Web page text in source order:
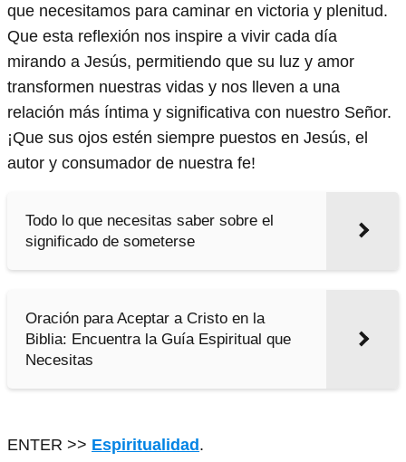
que necesitamos para caminar en victoria y plenitud.
Que esta reflexión nos inspire a vivir cada día
mirando a Jesús, permitiendo que su luz y amor
transformen nuestras vidas y nos lleven a una
relación más íntima y significativa con nuestro Señor.
¡Que sus ojos estén siempre puestos en Jesús, el
autor y consumador de nuestra fe!
Todo lo que necesitas saber sobre el
significado de someterse
Oración para Aceptar a Cristo en la
Biblia: Encuentra la Guía Espiritual que
Necesitas
ENTER >> Espiritualidad.